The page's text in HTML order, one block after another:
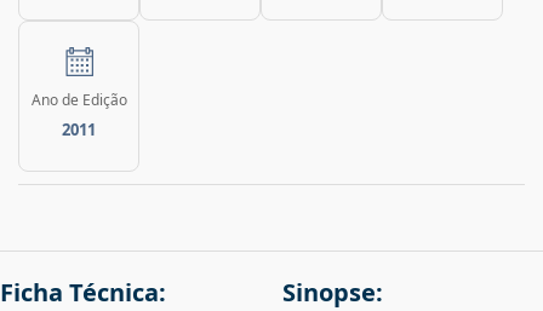
Ano de Edição
2011
Ficha Técnica: Sinopse: